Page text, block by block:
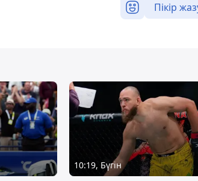
Пікір
10:19, Бүгін